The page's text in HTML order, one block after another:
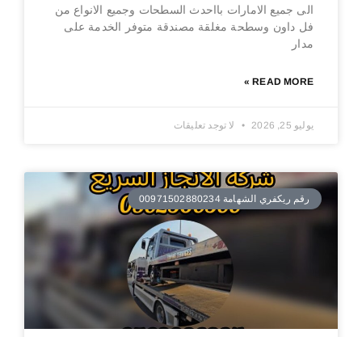
الى جميع الامارات بااحدث السطحات وجميع الانواع من
فل داون وسطحة مغلقة مصندقة متوفر الخدمة على
مدار
READ MORE »
يوليو 25, 2026 لا توجد تعليقات
رقم ريكفري الشهامة 00971502880234